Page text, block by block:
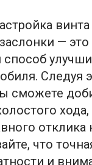
винта
— это
Следуя
сможете
отклика
что
и